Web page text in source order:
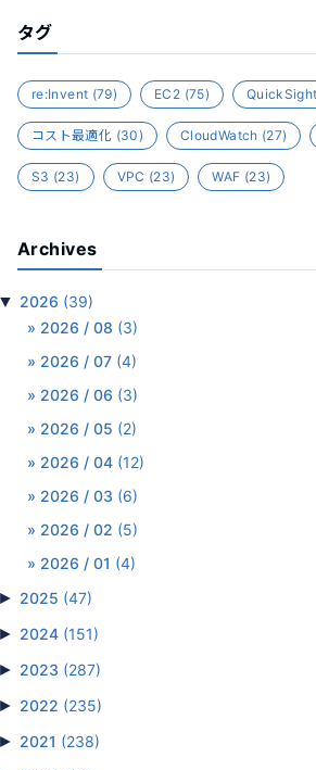
タグ
re:Invent (79) EC2 (75) QuickSight
コスト最適化 (30) CloudWatch (27)
S3 (23) VPC (23) WAF (23)
Archives
2026 (39)
2026 / 08 (3)
2026 / 07 (4)
2026 / 06 (3)
2026 / 05 (2)
2026 / 04 (12)
2026 / 03 (6)
2026 / 02 (5)
2026 / 01 (4)
2025 (47)
2024 (151)
2023 (287)
2022 (235)
2021 (238)